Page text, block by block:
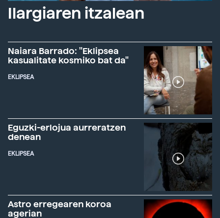
Ilargiaren itzalean
Naiara Barrado: "Eklipsea
kasualitate kosmiko bat da"
EKLIPSEA
Eguzki-erlojua aurreratzen
denean
EKLIPSEA
Astro erregearen koroa
agerian